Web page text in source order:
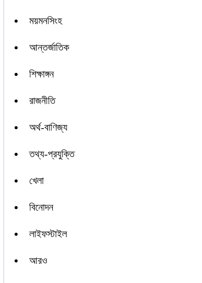
ময়মনসিংহ
আন্তর্জাতিক
শিক্ষাঙ্গন
রাজনীতি
অর্থ-বাণিজ্য
তথ্য-প্রযুক্তি
খেলা
বিনোদন
লাইফস্টাইল
আরও